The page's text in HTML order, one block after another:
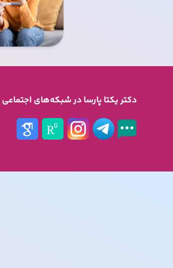
دکتر یکتا پارسا در شبکه‌های اجتماعی